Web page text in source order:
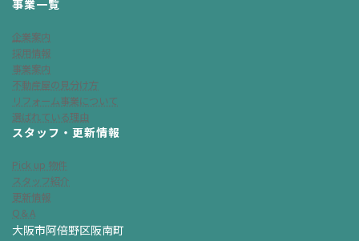
事業一覧
企業案内
採用情報
事業案内
不動産屋の見分け方
リフォーム事業について
選ばれている理由
スタッフ・更新情報
Pick up 物件
スタッフ紹介
更新情報
Q＆A
大阪市阿倍野区阪南町